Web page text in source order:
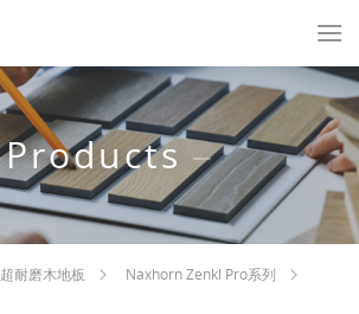
Products
超耐磨木地板
Naxhorn Zenkl Pro系列